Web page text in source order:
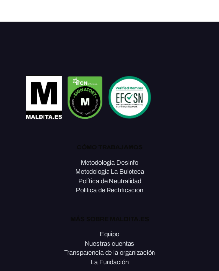
Metodología Desinfo
Metodología La Buloteca
Política de Neutralidad
Política de Rectificación
Equipo
Nuestras cuentas
Transparencia de la organización
La Fundación